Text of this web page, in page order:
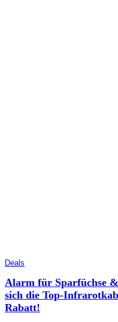
Deals
Alarm für Sparfüchse
sich die Top-
Rabatt!